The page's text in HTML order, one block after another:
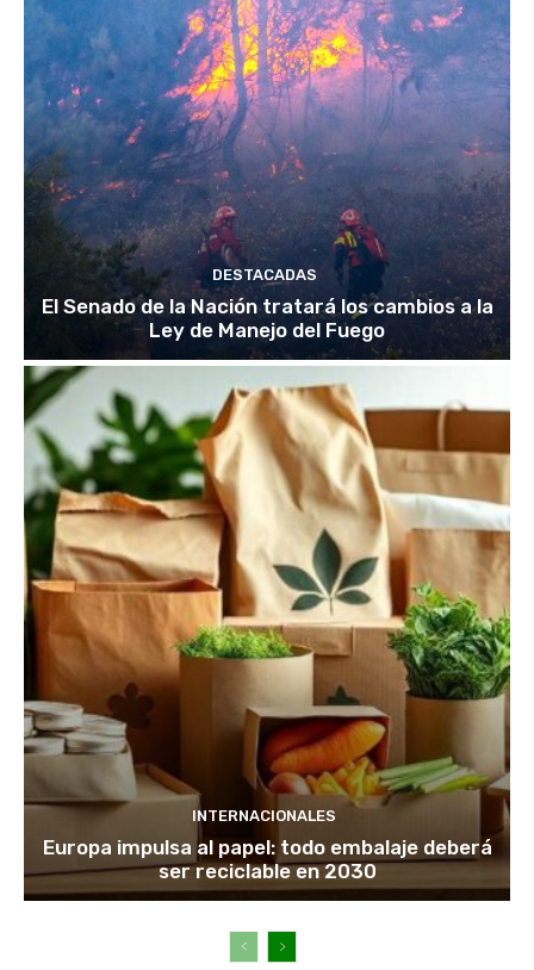
DESTACADAS
El Senado de la Nación tratará los cambios a la
Ley de Manejo del Fuego
INTERNACIONALES
Europa impulsa al papel: todo embalaje deberá
ser reciclable en 2030